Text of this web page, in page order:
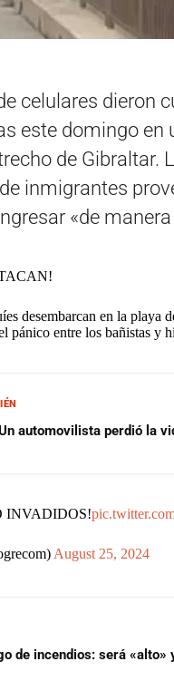
celulares dieron
este domingo en
de Gibraltar.
inmigrantes
«de
desembarcan en la playa
pánico entre los bañistas y
automovilista perdió la
INVADIDOS!
August 25, 2024
de incendios: será «alto»